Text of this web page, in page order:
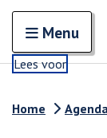
Open en
Menu
Lees voor
Home